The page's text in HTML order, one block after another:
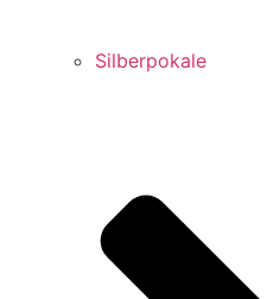
Silberpokale